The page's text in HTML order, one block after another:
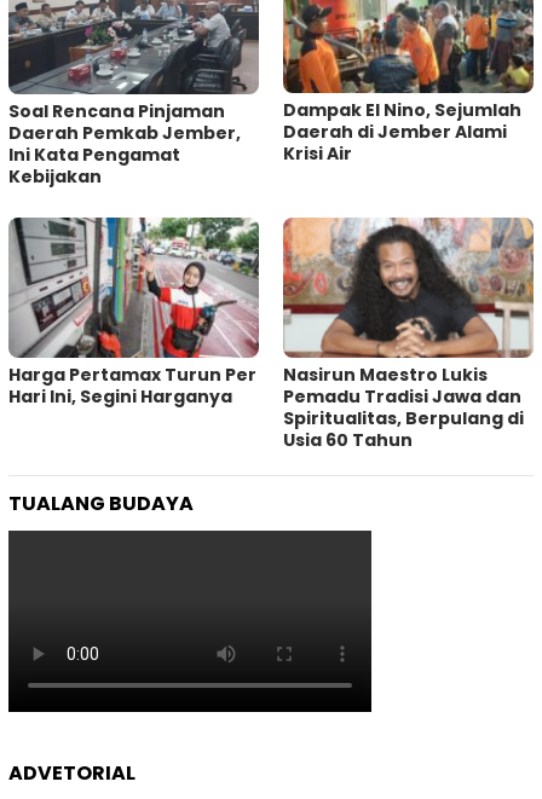
‎Soal Rencana Pinjaman
Daerah Pemkab Jember,
Ini Kata Pengamat
Kebijakan ‎
Dampak El Nino, Sejumlah
Daerah di Jember Alami
Krisi Air
Harga Pertamax Turun Per
Hari Ini, Segini Harganya
‎Nasirun Maestro Lukis
Pemadu Tradisi Jawa dan
Spiritualitas, Berpulang di
Usia 60 Tahun
TUALANG BUDAYA
ADVETORIAL